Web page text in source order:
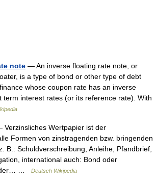
note — An inverse floating rate note, or
is a type of bond or other type of debt
whose coupon rate has an inverse
term interest rates (or its reference rate). With
Verzinsliches Wertpapier ist der
Formen von zinstragenden bzw. bringenden
B.: Schuldverschreibung, Anleihe, Pfandbrief,
international auch: Bond oder
der… …
Deutsch Wikipedia